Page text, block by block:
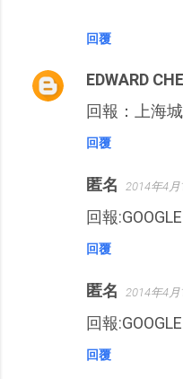
回覆
EDWARD
回報：上海
回覆
匿名 2014年4
回報
回覆
匿名 2014年4
回報
回覆